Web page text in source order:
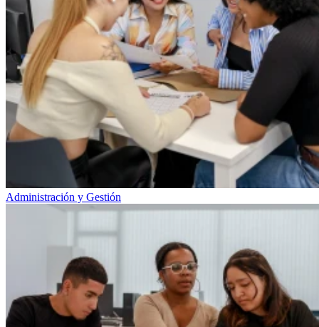
Administración y Gestión